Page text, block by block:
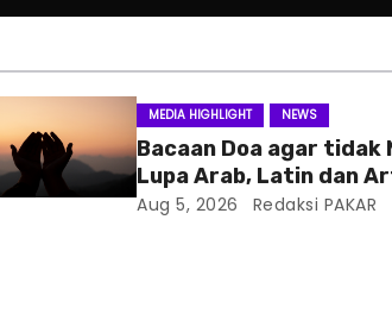
MEDIA HIGHLIGHT NEWS
Bacaan Doa agar tidak
Lupa Arab, Latin dan
Aug 5, 2026 Redaksi PAKAR